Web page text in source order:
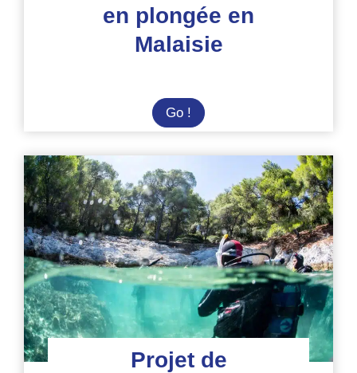
en plongée en
Malaisie
Go ! Conservation
marine
en
plongée
en
Malaisie
Projet de